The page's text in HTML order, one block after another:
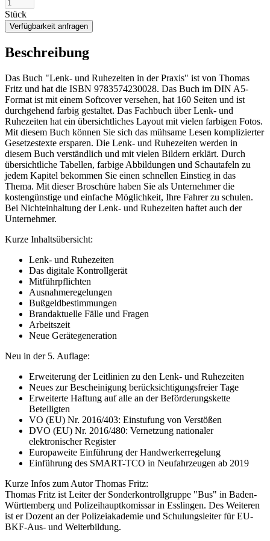
Stück
Verfügbarkeit anfragen
Beschreibung
Das Buch "Lenk- und Ruhezeiten in der Praxis" ist von Thomas
Fritz und hat die ISBN 9783574230028. Das Buch im DIN A5-
Format ist mit einem Softcover versehen, hat 160 Seiten und ist
durchgehend farbig gestaltet. Das Fachbuch über Lenk- und
Ruhezeiten hat ein übersichtliches Layout mit vielen farbigen Fotos.
Mit diesem Buch können Sie sich das mühsame Lesen komplizierter
Gesetzestexte ersparen. Die Lenk- und Ruhezeiten werden in
diesem Buch verständlich und mit vielen Bildern erklärt. Durch
übersichtliche Tabellen, farbige Abbildungen und Schautafeln zu
jedem Kapitel bekommen Sie einen schnellen Einstieg in das
Thema. Mit dieser Broschüre haben Sie als Unternehmer die
kostengünstige und einfache Möglichkeit, Ihre Fahrer zu schulen.
Bei Nichteinhaltung der Lenk- und Ruhezeiten haftet auch der
Unternehmer.
Kurze Inhaltsübersicht:
Lenk- und Ruhezeiten
Das digitale Kontrollgerät
Mitführpflichten
Ausnahmeregelungen
Bußgeldbestimmungen
Brandaktuelle Fälle und Fragen
Arbeitszeit
Neue Gerätegeneration
Neu in der 5. Auflage:
Erweiterung der Leitlinien zu den Lenk- und Ruhezeiten
Neues zur Bescheinigung berücksichtigungsfreier Tage
Erweiterte Haftung auf alle an der Beförderungskette
Beteiligten
VO (EU) Nr. 2016/403: Einstufung von Verstößen
DVO (EU) Nr. 2016/480: Vernetzung nationaler
elektronischer Register
Europaweite Einführung der Handwerkerregelung
Einführung des SMART-TCO in Neufahrzeugen ab 2019
Kurze Infos zum Autor Thomas Fritz:
Thomas Fritz ist Leiter der Sonderkontrollgruppe "Bus" in Baden-
Württemberg und Polizeihauptkomissar in Esslingen. Des Weiteren
ist er Dozent an der Polizeiakademie und Schulungsleiter für EU-
BKF-Aus- und Weiterbildung.